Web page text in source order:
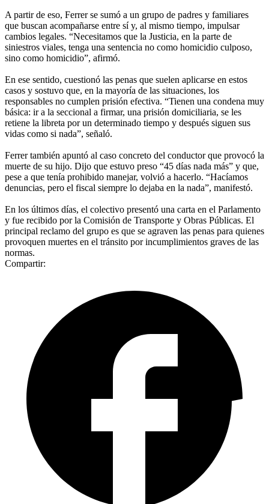
A partir de eso, Ferrer se sumó a un grupo de padres y familiares
que buscan acompañarse entre sí y, al mismo tiempo, impulsar
cambios legales. “Necesitamos que la Justicia, en la parte de
siniestros viales, tenga una sentencia no como homicidio culposo,
sino como homicidio”, afirmó.
En ese sentido, cuestionó las penas que suelen aplicarse en estos
casos y sostuvo que, en la mayoría de las situaciones, los
responsables no cumplen prisión efectiva. “Tienen una condena muy
básica: ir a la seccional a firmar, una prisión domiciliaria, se les
retiene la libreta por un determinado tiempo y después siguen sus
vidas como si nada”, señaló.
Ferrer también apuntó al caso concreto del conductor que provocó la
muerte de su hijo. Dijo que estuvo preso “45 días nada más” y que,
pese a que tenía prohibido manejar, volvió a hacerlo. “Hacíamos
denuncias, pero el fiscal siempre lo dejaba en la nada”, manifestó.
En los últimos días, el colectivo presentó una carta en el Parlamento
y fue recibido por la Comisión de Transporte y Obras Públicas. El
principal reclamo del grupo es que se agraven las penas para quienes
provoquen muertes en el tránsito por incumplimientos graves de las
normas.
Compartir: